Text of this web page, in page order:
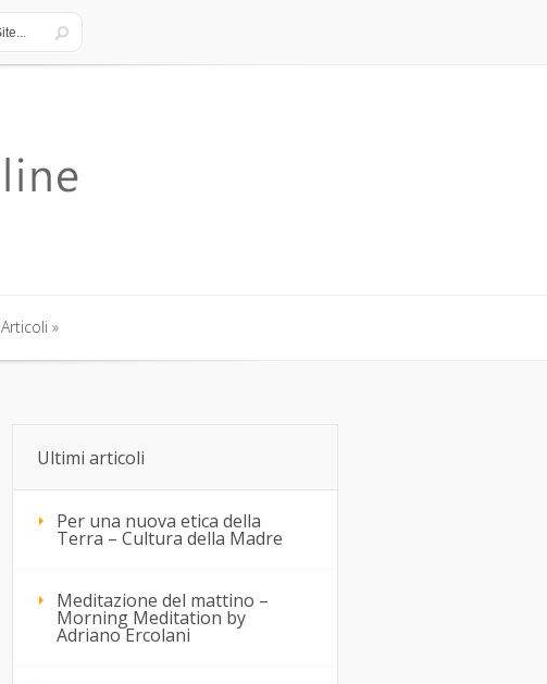
Articoli »
Ultimi articoli
Per una nuova etica della
Terra – Cultura della Madre
Meditazione del mattino –
Morning Meditation by
Adriano Ercolani